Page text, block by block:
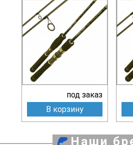
под заказ
В корзину
Наши